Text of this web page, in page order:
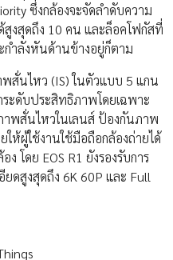
ซึ่งกล้องจะจัดลำดับความ
งสุดถึง 10 คน และล็อคโฟกัสที่
กำลังหันด้านข้างอยู่ก็ตาม
สั่นไหว (IS) ในตัวแบบ 5 แกน
ะดับประสิทธิภาพโดยเฉพาะ
าพสั่นไหวในเลนส์ ป้องกันภาพ
ห้ผู้ใช้งานใช้มือถือกล้องถ่ายได้
โดย EOS R1 ยังรองรับการ
ดสูงสุดถึง 6K 60P และ Full